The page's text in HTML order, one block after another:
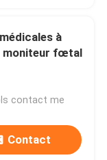
à
moniteur fœtal
contact me
Contact